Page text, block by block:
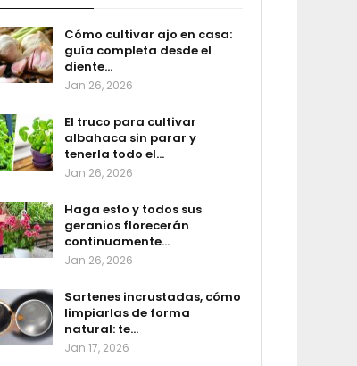
Cómo cultivar ajo en casa:
guía completa desde el
diente…
Jan 26, 2026
El truco para cultivar
albahaca sin parar y
tenerla todo el…
Jan 26, 2026
Haga esto y todos sus
geranios florecerán
continuamente…
Jan 26, 2026
Sartenes incrustadas, cómo
limpiarlas de forma
natural: te…
Jan 17, 2026